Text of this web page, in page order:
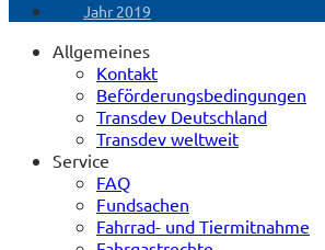
Jahr 2019
Allgemeines
Kontakt
Beförderungsbedingungen
Transdev Deutschland
Transdev weltweit
Service
FAQ
Fundsachen
Fahrrad- und Tiermitnahme